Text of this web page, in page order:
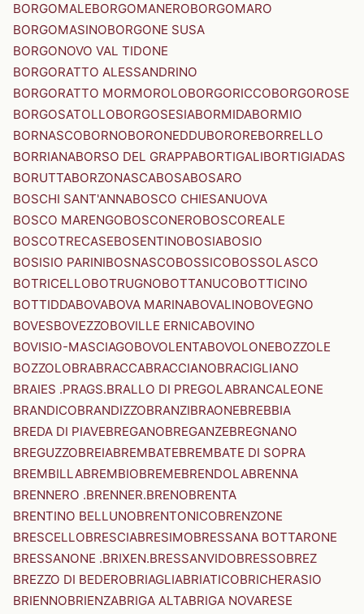
BORGOMALEBORGOMANEROBORGOMARO
BORGOMASINOBORGONE SUSA
BORGONOVO VAL TIDONE
BORGORATTO ALESSANDRINO
BORGORATTO MORMOROLOBORGORICCOBORGOROSE
BORGOSATOLLOBORGOSESIABORMIDABORMIO
BORNASCOBORNOBORONEDDUBOROREBORRELLO
BORRIANABORSO DEL GRAPPABORTIGALIBORTIGIADAS
BORUTTABORZONASCABOSABOSARO
BOSCHI SANT'ANNABOSCO CHIESANUOVA
BOSCO MARENGOBOSCONEROBOSCOREALE
BOSCOTRECASEBOSENTINOBOSIABOSIO
BOSISIO PARINIBOSNASCOBOSSICOBOSSOLASCO
BOTRICELLOBOTRUGNOBOTTANUCOBOTTICINO
BOTTIDDABOVABOVA MARINABOVALINOBOVEGNO
BOVESBOVEZZOBOVILLE ERNICABOVINO
BOVISIO-MASCIAGOBOVOLENTABOVOLONEBOZZOLE
BOZZOLOBRABRACCABRACCIANOBRACIGLIANO
BRAIES .PRAGS.BRALLO DI PREGOLABRANCALEONE
BRANDICOBRANDIZZOBRANZIBRAONEBREBBIA
BREDA DI PIAVEBREGANOBREGANZEBREGNANO
BREGUZZOBREIABREMBATEBREMBATE DI SOPRA
BREMBILLABREMBIOBREMEBRENDOLABRENNA
BRENNERO .BRENNER.BRENOBRENTA
BRENTINO BELLUNOBRENTONICOBRENZONE
BRESCELLOBRESCIABRESIMOBRESSANA BOTTARONE
BRESSANONE .BRIXEN.BRESSANVIDOBRESSOBREZ
BREZZO DI BEDEROBRIAGLIABRIATICOBRICHERASIO
BRIENNOBRIENZABRIGA ALTABRIGA NOVARESE